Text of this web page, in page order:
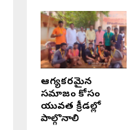
ఆరోగ్యకరమైన
సమాజం కోసం
యువత క్రీడల్లో
పాల్గొనాలి